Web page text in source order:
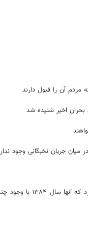
آن را قبول دارند
میان جریان نخبگانی وجود
دولت آقای احمدی‌نژاد نقطه قوت داشت و